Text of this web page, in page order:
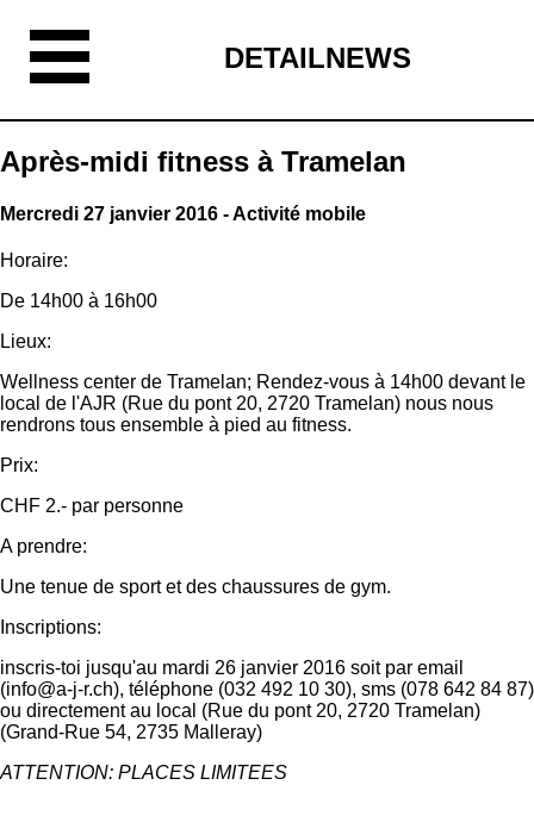
DETAILNEWS
Après-midi fitness à Tramelan
Mercredi 27 janvier 2016 - Activité mobile
Horaire:
De 14h00 à 16h00
Lieux:
Wellness center de Tramelan; Rendez-vous à 14h00 devant le
local de l'AJR (Rue du pont 20, 2720 Tramelan) nous nous
rendrons tous ensemble à pied au fitness.
Prix:
CHF 2.- par personne
A prendre:
Une tenue de sport et des chaussures de gym.
Inscriptions:
inscris-toi jusqu'au mardi 26 janvier 2016 soit par email
(info@a-j-r.ch), téléphone (032 492 10 30), sms (078 642 84 87)
ou directement au local (Rue du pont 20, 2720 Tramelan)
(Grand-Rue 54, 2735 Malleray)
ATTENTION: PLACES LIMITEES